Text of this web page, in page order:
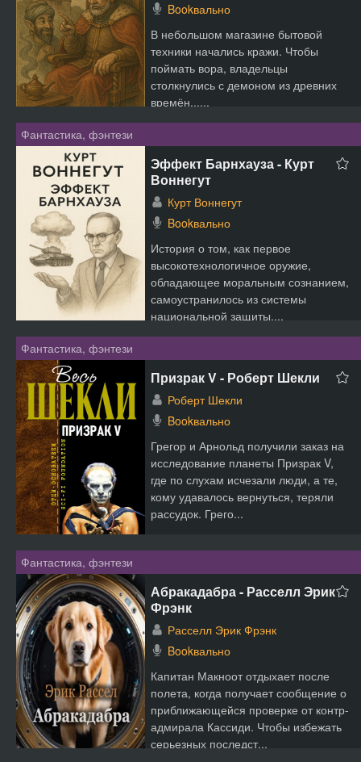
Bookвально
В небольшом магазине бытовой
техники начались кражи. Чтобы
поймать вора, владельцы
столкнулись с демоном из древних
времён......
Фантастика, фэнтези
Эффект Барнхауза - Курт
Воннегут
Курт Воннегут
Bookвально
История о том, как первое
высокотехнологичное оружие,
обладающее моральным сознанием,
самоустранилось из системы
национальной защиты....
Фантастика, фэнтези
Призрак V - Роберт Шекли
Роберт Шекли
Bookвально
Грегор и Арнольд получили заказ на
исследование планеты Призрак V,
где по слухам исчезали люди, а те,
кому удавалось вернуться, теряли
рассудок. Грего...
Фантастика, фэнтези
Абракадабра - Расселл Эрик
Фрэнк
Расселл Эрик Фрэнк
Bookвально
Капитан Макноот отдыхает после
полета, когда получает сообщение о
приближающейся проверке от контр-
адмирала Кассиди. Чтобы избежать
серьезных последст...